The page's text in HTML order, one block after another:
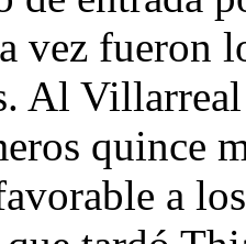
vez fueron
Al Villarreal
quince
a